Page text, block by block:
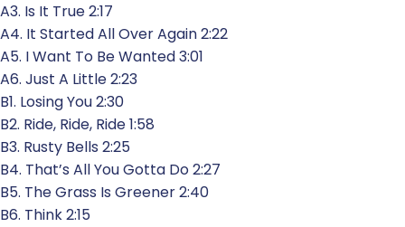
A3. Is It True 2:17
A4. It Started All Over Again 2:22
A5. I Want To Be Wanted 3:01
A6. Just A Little 2:23
B1. Losing You 2:30
B2. Ride, Ride, Ride 1:58
B3. Rusty Bells 2:25
B4. That’s All You Gotta Do 2:27
B5. The Grass Is Greener 2:40
B6. Think 2:15